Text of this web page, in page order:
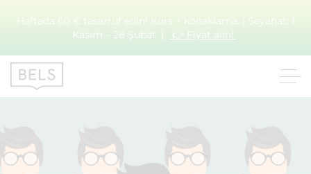
Haftada 60 € tasarruf edin! Kurs + konaklama. | Seyahat: 1
Kasım – 28 Şubat. |
👉 Fiyat alın!